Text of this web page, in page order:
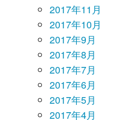
2017年11月
2017年10月
2017年9月
2017年8月
2017年7月
2017年6月
2017年5月
2017年4月